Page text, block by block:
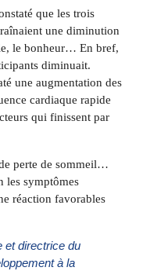
que les trois
une diminution
le bonheur… En bref,
diminuait.
une augmentation des
cardiaque rapide
qui finissent par
perte de sommeil…
les symptômes
réaction favorables
et directrice du
à la